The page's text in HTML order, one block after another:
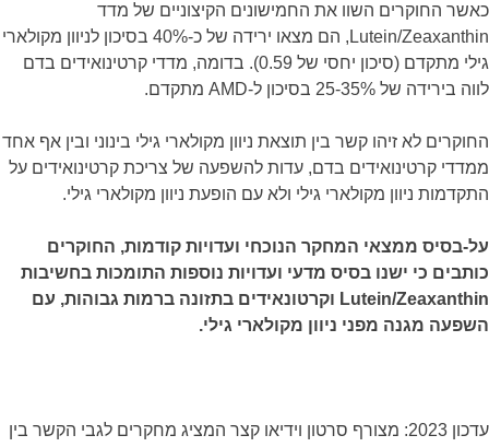
כאשר החוקרים השוו את החמישונים הקיצוניים של מדד
Lutein/Zeaxanthin, הם מצאו ירידה של כ-40% בסיכון לניוון מקולארי
גילי מתקדם (סיכון יחסי של 0.59). בדומה, מדדי קרטינואידים בדם
לווה בירידה של 25-35% בסיכון ל-AMD מתקדם.
החוקרים לא זיהו קשר בין תוצאת ניוון מקולארי גילי בינוני ובין אף אחד
ממדדי קרטינואידים בדם, עדות להשפעה של צריכת קרטינואידים על
התקדמות ניוון מקולארי גילי ולא עם הופעת ניוון מקולארי גילי.
על-בסיס ממצאי המחקר הנוכחי ועדויות קודמות, החוקרים
כותבים כי ישנו בסיס מדעי ועדויות נוספות התומכות בחשיבות
Lutein/Zeaxanthin וקרטונאידים בתזונה ברמות גבוהות, עם
השפעה מגנה מפני ניוון מקולארי גילי.
עדכון 2023: מצורף סרטון וידיאו קצר המציג מחקרים לגבי הקשר בין